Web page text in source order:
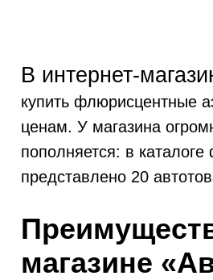
В интернет-
купить флюрисцентные
ценам. У магазина
пополняется: в
представлено 20
магазине